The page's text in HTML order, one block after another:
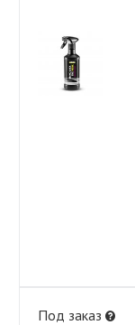
Под заказ